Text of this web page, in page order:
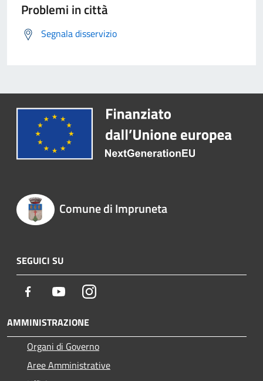
Problemi in città
Segnala disservizio
Comune di Impruneta
SEGUICI SU
Facebook YoutubeInstagram
AMMINISTRAZIONE
Organi di Governo
Aree Amministrative